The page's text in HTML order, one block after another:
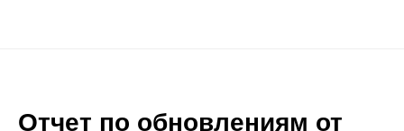
Отчет по обновлениям от